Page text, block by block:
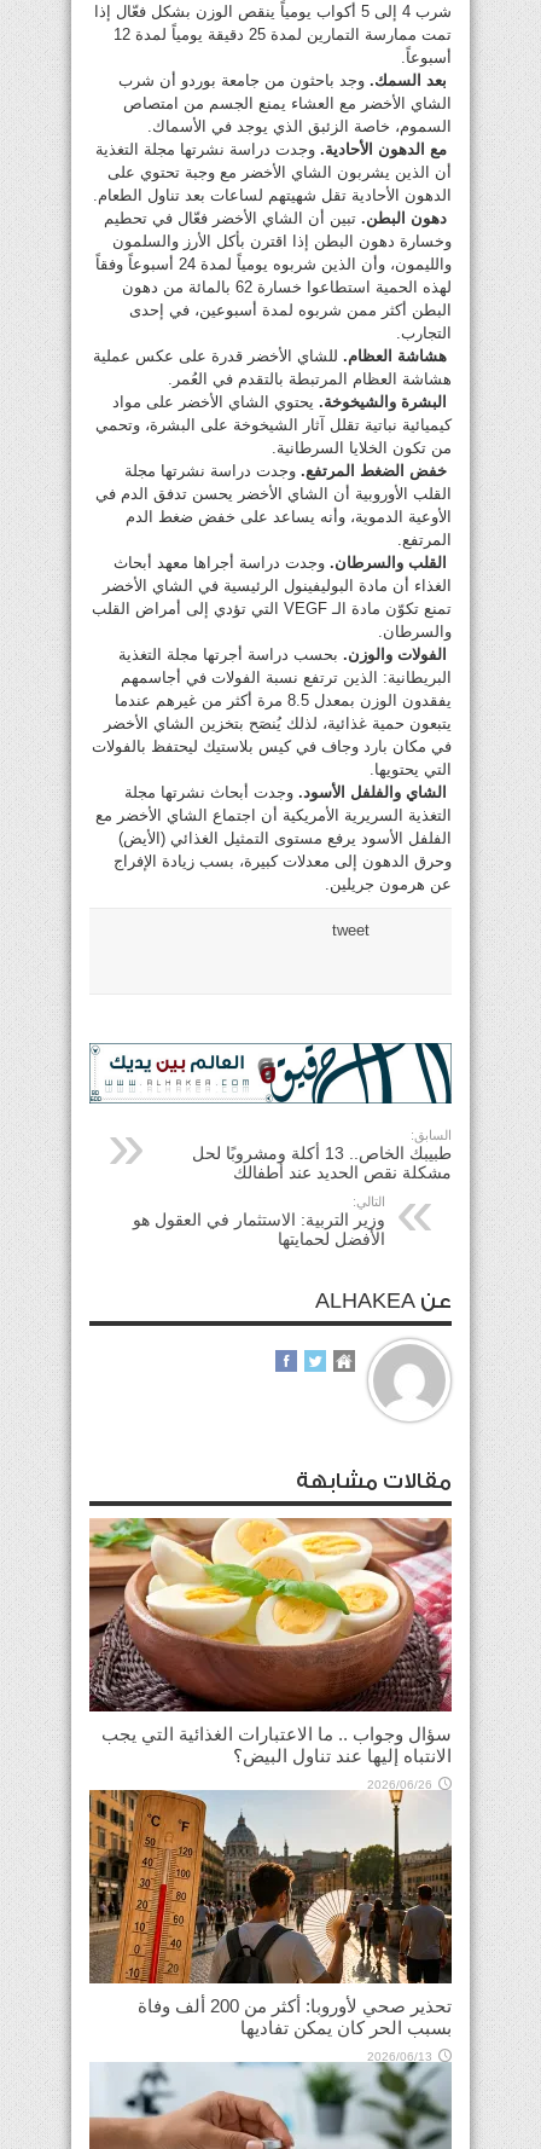
شرب 4 إلى 5 أكواب يومياً ينقص الوزن بشكل فعّال إذا
تمت ممارسة التمارين لمدة 25 دقيقة يومياً لمدة 12
أسبوعاً.
بعد السمك. وجد باحثون من جامعة بوردو أن شرب
الشاي الأخضر مع العشاء يمنع الجسم من امتصاص
السموم، خاصة الزئبق الذي يوجد في الأسماك.
مع الدهون الأحادية. وجدت دراسة نشرتها مجلة التغذية
أن الذين يشربون الشاي الأخضر مع وجبة تحتوي على
الدهون الأحادية تقل شهيتهم لساعات بعد تناول الطعام.
دهون البطن. تبين أن الشاي الأخضر فعّال في تحطيم
وخسارة دهون البطن إذا اقترن بأكل الأرز والسلمون
والليمون، وأن الذين شربوه يومياً لمدة 24 أسبوعاً وفقاً
لهذه الحمية استطاعوا خسارة 62 بالمائة من دهون
البطن أكثر ممن شربوه لمدة أسبوعين، في إحدى
التجارب.
هشاشة العظام. للشاي الأخضر قدرة على عكس عملية
هشاشة العظام المرتبطة بالتقدم في العُمر.
البشرة والشيخوخة. يحتوي الشاي الأخضر على مواد
كيميائية نباتية تقلل آثار الشيخوخة على البشرة، وتحمي
من تكون الخلايا السرطانية.
خفض الضغط المرتفع. وجدت دراسة نشرتها مجلة
القلب الأوروبية أن الشاي الأخضر يحسن تدفق الدم في
الأوعية الدموية، وأنه يساعد على خفض ضغط الدم
المرتفع.
القلب والسرطان. وجدت دراسة أجراها معهد أبحاث
الغذاء أن مادة البوليفينول الرئيسية في الشاي الأخضر
تمنع تكوّن مادة الـ VEGF التي تؤدي إلى أمراض القلب
والسرطان.
الفولات والوزن. بحسب دراسة أجرتها مجلة التغذية
البريطانية: الذين ترتفع نسبة الفولات في أجاسمهم
يفقدون الوزن بمعدل 8.5 مرة أكثر من غيرهم عندما
يتبعون حمية غذائية، لذلك يُنصَح بتخزين الشاي الأخضر
في مكان بارد وجاف في كيس بلاستيك ليحتفظ بالفولات
التي يحتويها.
الشاي والفلفل الأسود. وجدت أبحاث نشرتها مجلة
التغذية السريرية الأمريكية أن اجتماع الشاي الأخضر مع
الفلفل الأسود يرفع مستوى التمثيل الغذائي (الأيض)
وحرق الدهون إلى معدلات كبيرة، بسب زيادة الإفراج
عن هرمون جريلين.
tweet
السابق:
طبيبك الخاص.. 13 أكلة ومشروبًا لحل
مشكلة نقص الحديد عند أطفالك
التالي:
وزير التربية: الاستثمار في العقول هو
الأفضل لحمايتها
عن ALHAKEA
مقالات مشابهة
سؤال وجواب .. ما الاعتبارات الغذائية التي يجب
الانتباه إليها عند تناول البيض؟
2026/06/26
تحذير صحي لأوروبا: أكثر من 200 ألف وفاة
بسبب الحر كان يمكن تفاديها
2026/06/13